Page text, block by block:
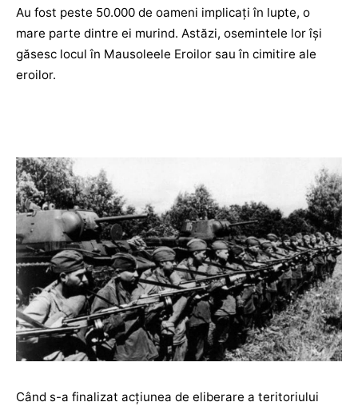
Au fost peste 50.000 de oameni implicați în lupte, o
mare parte dintre ei murind. Astăzi, osemintele lor își
găsesc locul în Mausoleele Eroilor sau în cimitire ale
eroilor.
Când s-a finalizat acțiunea de eliberare a teritoriului